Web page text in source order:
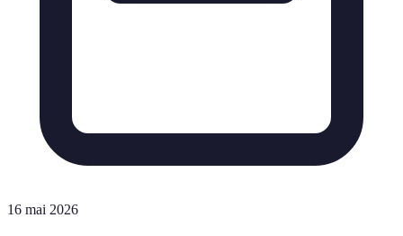
16 mai 2026